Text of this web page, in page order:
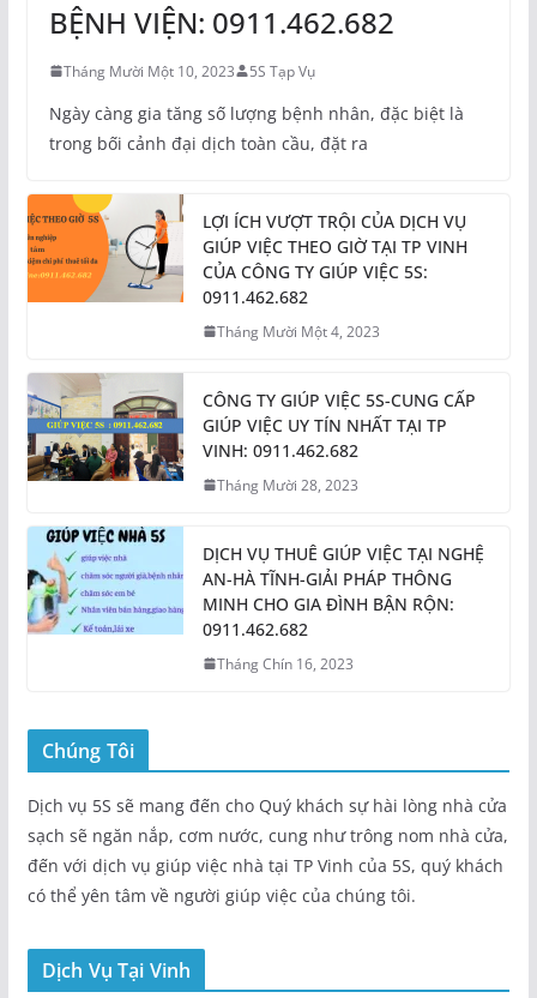
BỆNH VIỆN: 0911.462.682
Tháng Mười Một 10, 2023 5S Tạp Vụ
Ngày càng gia tăng số lượng bệnh nhân, đặc biệt là
trong bối cảnh đại dịch toàn cầu, đặt ra
LỢI ÍCH VƯỢT TRỘI CỦA DỊCH VỤ
GIÚP VIỆC THEO GIỜ TẠI TP VINH
CỦA CÔNG TY GIÚP VIỆC 5S:
0911.462.682
Tháng Mười Một 4, 2023
CÔNG TY GIÚP VIỆC 5S-CUNG CẤP
GIÚP VIỆC UY TÍN NHẤT TẠI TP
VINH: 0911.462.682
Tháng Mười 28, 2023
DỊCH VỤ THUÊ GIÚP VIỆC TẠI NGHỆ
AN-HÀ TĨNH-GIẢI PHÁP THÔNG
MINH CHO GIA ĐÌNH BẬN RỘN:
0911.462.682
Tháng Chín 16, 2023
Chúng Tôi
Dịch vụ 5S sẽ mang đến cho Quý khách sự hài lòng nhà cửa
sạch sẽ ngăn nắp, cơm nước, cung như trông nom nhà cửa,
đến với dịch vụ giúp việc nhà tại TP Vinh của 5S, quý khách
có thể yên tâm về người giúp việc của chúng tôi.
Dịch Vụ Tại Vinh